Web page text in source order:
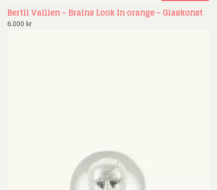
Bertil Vallien – Brains Look In orange – Glaskonst
6.000 kr